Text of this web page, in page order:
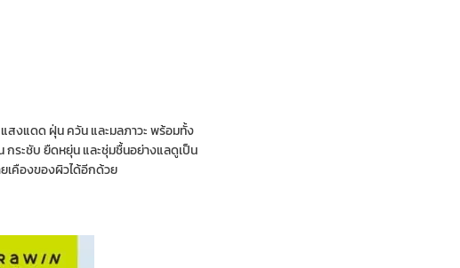
สงแดด ฝุ่น ควัน และมลภาวะ พร้อมทั้ง
กระชับ ยืดหยุ่น และชุ่มชื้นอย่างแลดูเป็น
เคืองของผิวได้อีกด้วย